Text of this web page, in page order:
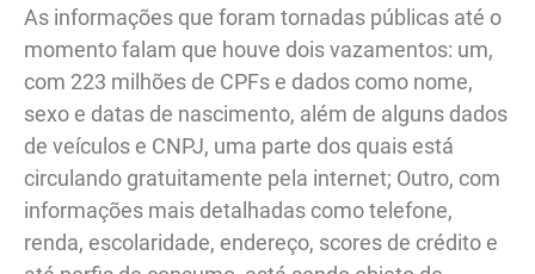
As informações que foram tornadas públicas até o
momento falam que houve dois vazamentos: um,
com 223 milhões de CPFs e dados como nome,
sexo e datas de nascimento, além de alguns dados
de veículos e CNPJ, uma parte dos quais está
circulando gratuitamente pela internet; Outro, com
informações mais detalhadas como telefone,
renda, escolaridade, endereço, scores de crédito e